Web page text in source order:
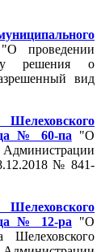
проведении
решения о
вид
№ 60-па
"О
№ 841-
№ 12-ра "О
Шелеховского